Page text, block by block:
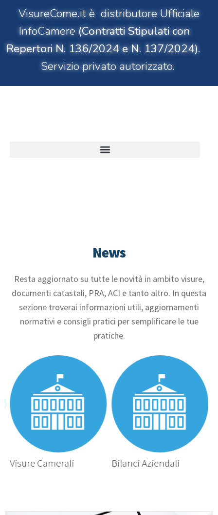
VisureCome.it è distributore Ufficiale
InfoCamere(Contratti Stipulati con
Repertori N. 136/2024 e N. 137/2024).
Servizio privato autorizzato.
News
Resta aggiornato su tutte le novità in ambito visure,
documenti catastali, PRA, ACI e tanto altro. In questa
sezione troverai informazioni utili, aggiornamenti
normativi e consigli pratici per semplificare le tue
pratiche.
Visure Camerali Bilanci Aziendali